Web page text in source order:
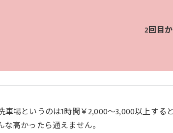
2回目
車場というのは1時間￥2,000～3,000以上す
高かったら通えません。